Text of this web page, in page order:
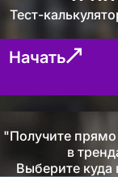
Тест-
Начать
"Получите прямо
в
Выберите куда